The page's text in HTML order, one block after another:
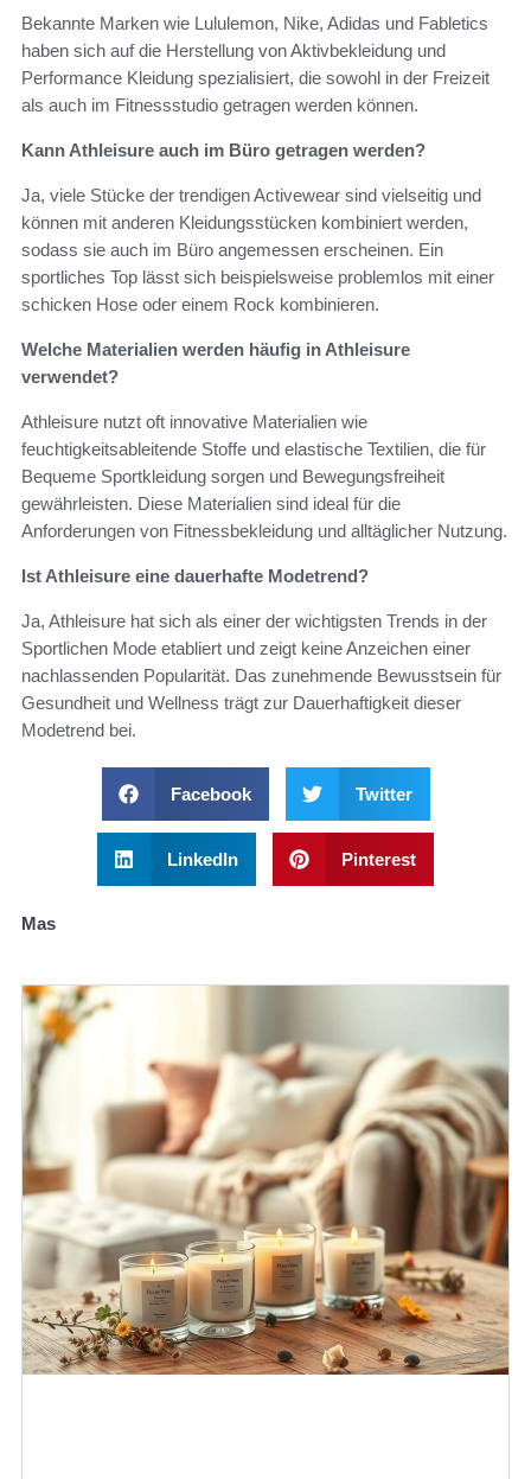
Bekannte Marken wie Lululemon, Nike, Adidas und Fabletics
haben sich auf die Herstellung von Aktivbekleidung und
Performance Kleidung spezialisiert, die sowohl in der Freizeit
als auch im Fitnessstudio getragen werden können.
Kann Athleisure auch im Büro getragen werden?
Ja, viele Stücke der trendigen Activewear sind vielseitig und
können mit anderen Kleidungsstücken kombiniert werden,
sodass sie auch im Büro angemessen erscheinen. Ein
sportliches Top lässt sich beispielsweise problemlos mit einer
schicken Hose oder einem Rock kombinieren.
Welche Materialien werden häufig in Athleisure
verwendet?
Athleisure nutzt oft innovative Materialien wie
feuchtigkeitsableitende Stoffe und elastische Textilien, die für
Bequeme Sportkleidung sorgen und Bewegungsfreiheit
gewährleisten. Diese Materialien sind ideal für die
Anforderungen von Fitnessbekleidung und alltäglicher Nutzung.
Ist Athleisure eine dauerhafte Modetrend?
Ja, Athleisure hat sich als einer der wichtigsten Trends in der
Sportlichen Mode etabliert und zeigt keine Anzeichen einer
nachlassenden Popularität. Das zunehmende Bewusstsein für
Gesundheit und Wellness trägt zur Dauerhaftigkeit dieser
Modetrend bei.
Facebook Twitter
LinkedIn Pinterest
Mas